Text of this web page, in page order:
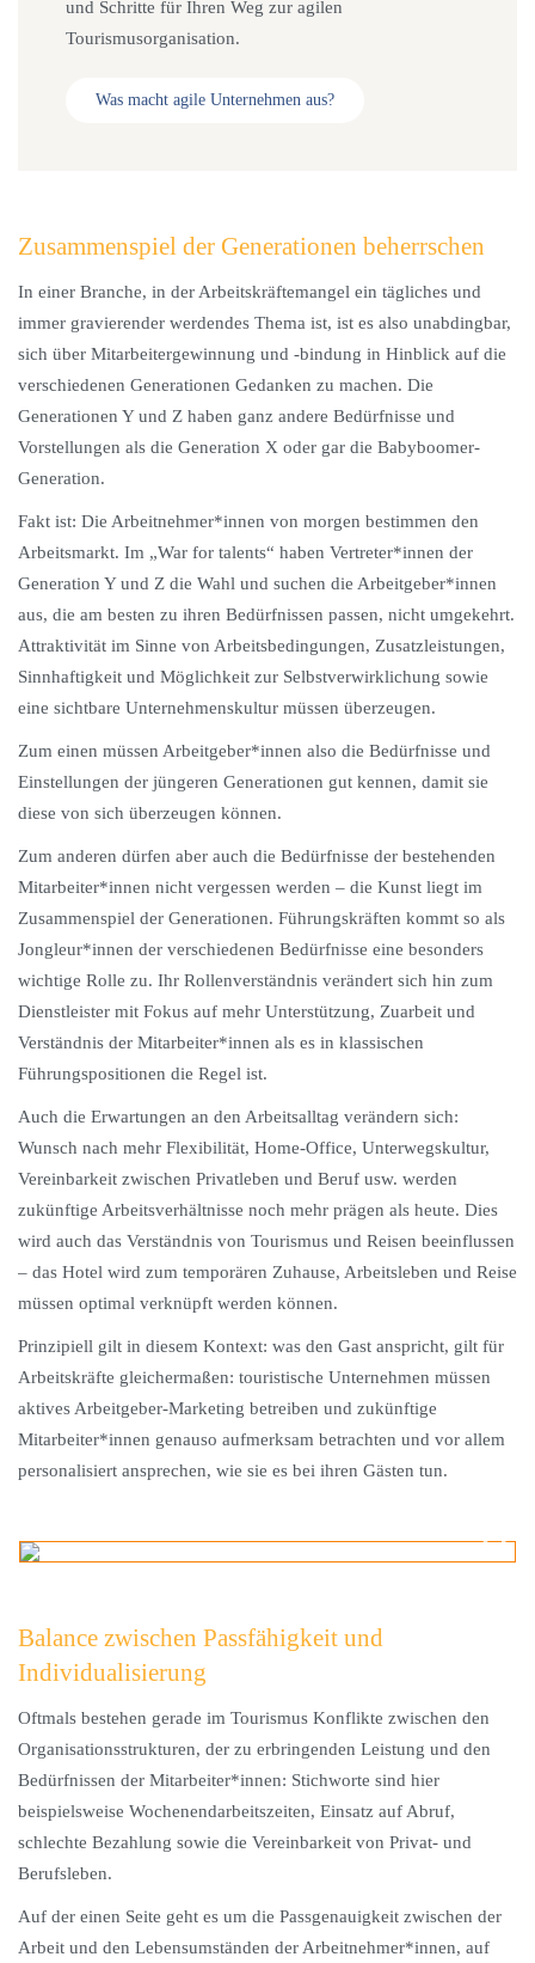
und Schritte für Ihren Weg zur agilen
Tourismusorganisation.
Was macht agile Unternehmen aus?
Zusammenspiel der Generationen beherrschen
In einer Branche, in der Arbeitskräftemangel ein tägliches und
immer gravierender werdendes Thema ist, ist es also unabdingbar,
sich über Mitarbeitergewinnung und -bindung in Hinblick auf die
verschiedenen Generationen Gedanken zu machen. Die
Generationen Y und Z haben ganz andere Bedürfnisse und
Vorstellungen als die Generation X oder gar die Babyboomer-
Generation.
Fakt ist: Die Arbeitnehmer*innen von morgen bestimmen den
Arbeitsmarkt. Im „War for talents“ haben Vertreter*innen der
Generation Y und Z die Wahl und suchen die Arbeitgeber*innen
aus, die am besten zu ihren Bedürfnissen passen, nicht umgekehrt.
Attraktivität im Sinne von Arbeitsbedingungen, Zusatzleistungen,
Sinnhaftigkeit und Möglichkeit zur Selbstverwirklichung sowie
eine sichtbare Unternehmenskultur müssen überzeugen.
Zum einen müssen Arbeitgeber*innen also die Bedürfnisse und
Einstellungen der jüngeren Generationen gut kennen, damit sie
diese von sich überzeugen können.
Zum anderen dürfen aber auch die Bedürfnisse der bestehenden
Mitarbeiter*innen nicht vergessen werden – die Kunst liegt im
Zusammenspiel der Generationen. Führungskräften kommt so als
Jongleur*innen der verschiedenen Bedürfnisse eine besonders
wichtige Rolle zu. Ihr Rollenverständnis verändert sich hin zum
Dienstleister mit Fokus auf mehr Unterstützung, Zuarbeit und
Verständnis der Mitarbeiter*innen als es in klassischen
Führungspositionen die Regel ist.
Auch die Erwartungen an den Arbeitsalltag verändern sich:
Wunsch nach mehr Flexibilität, Home-Office, Unterwegskultur,
Vereinbarkeit zwischen Privatleben und Beruf usw. werden
zukünftige Arbeitsverhältnisse noch mehr prägen als heute. Dies
wird auch das Verständnis von Tourismus und Reisen beeinflussen
– das Hotel wird zum temporären Zuhause, Arbeitsleben und Reise
müssen optimal verknüpft werden können.
Prinzipiell gilt in diesem Kontext: was den Gast anspricht, gilt für
Arbeitskräfte gleichermaßen: touristische Unternehmen müssen
aktives Arbeitgeber-Marketing betreiben und zukünftige
Mitarbeiter*innen genauso aufmerksam betrachten und vor allem
personalisiert ansprechen, wie sie es bei ihren Gästen tun.
Balance zwischen Passfähigkeit und
Individualisierung
Oftmals bestehen gerade im Tourismus Konflikte zwischen den
Organisationsstrukturen, der zu erbringenden Leistung und den
Bedürfnissen der Mitarbeiter*innen: Stichworte sind hier
beispielsweise Wochenendarbeitszeiten, Einsatz auf Abruf,
schlechte Bezahlung sowie die Vereinbarkeit von Privat- und
Berufsleben.
Auf der einen Seite geht es um die Passgenauigkeit zwischen der
Arbeit und den Lebensumständen der Arbeitnehmer*innen, auf